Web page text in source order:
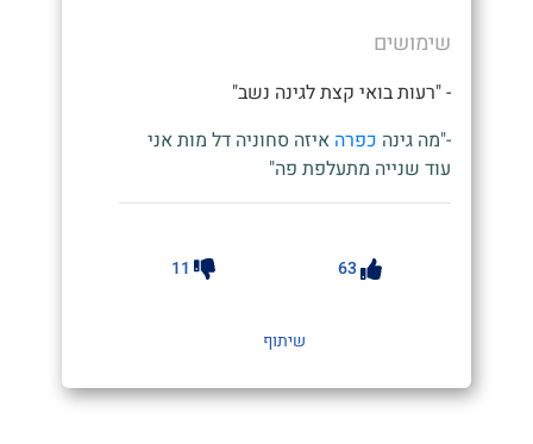
שימושים
- "רעות בואי קצת לגינה נשב"
-"מה גינה כפרה איזה סחוניה דל מות אני
עוד שנייה מתעלפת פה"
63
11
שיתוף